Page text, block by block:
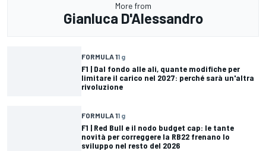
More from
Gianluca D'Alessandro
FORMULA 11 g
F1 | Dal fondo alle ali, quante modifiche per
limitare il carico nel 2027: perché sarà un'altra
rivoluzione
FORMULA 11 g
F1 | Red Bull e il nodo budget cap: le tante
novità per correggere la RB22 frenano lo
sviluppo nel resto del 2026